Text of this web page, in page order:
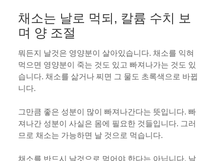
채소는 날로 먹되, 칼륨 수치 보
며 양 조절
뭐든지 날것은 영양분이 살아있습니다. 채소를 익혀
먹으면 영양분이 죽는 것도 있고 빠져나가는 것도 있
습니다. 채소를 삶거나 찌면 그 물도 초록색으로 바뀝
니다.
그만큼 좋은 성분이 많이 빠져나간다는 뜻입니다. 빠
져나간 성분이 사실은 몸에 필요한 것들입니다. 그러
므로 채소는 가능하면 날 것으로 먹습니다.
채소를 반드시 날것으로 먹어야 한다는 아닙니다. 날